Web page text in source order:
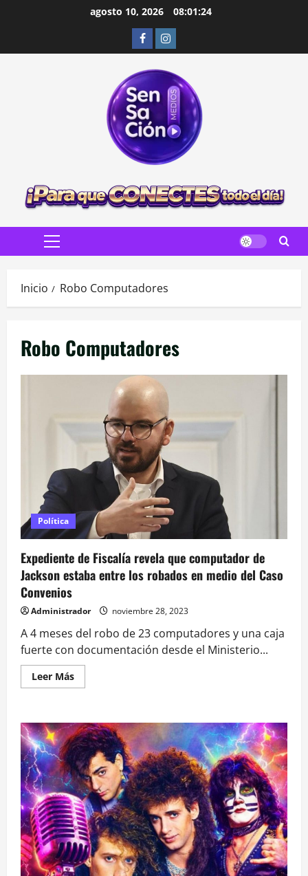
agosto 10, 2026 08:01:25
FacebookInstagram
Menú
Inicio Robo Computadores
Robo Computadores
Política
Expediente de Fiscalía revela que computador de
Jackson estaba entre los robados en medio del Caso
Convenios
Administrador noviembre 28, 2023
A 4 meses del robo de 23 computadores y una caja
fuerte con documentación desde el Ministerio...
Leer MásLeer
más
de
Fiscalía
revela
que
computador
de
Jackson
estaba
entre
los
robados
en
medio
del
Caso
Convenios